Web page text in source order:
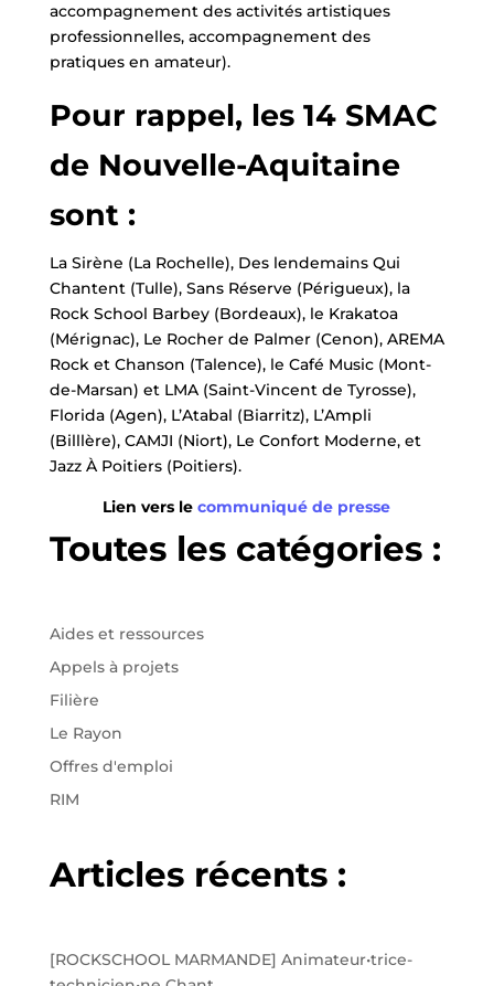
accompagnement des activités artistiques
professionnelles, accompagnement des
pratiques en amateur).
Pour rappel, les 14 SMAC
de Nouvelle-Aquitaine
sont :
La Sirène (La Rochelle), Des lendemains Qui
Chantent (Tulle), Sans Réserve (Périgueux), la
Rock School Barbey (Bordeaux), le Krakatoa
(Mérignac), Le Rocher de Palmer (Cenon), AREMA
Rock et Chanson (Talence), le Café Music (Mont-
de-Marsan) et LMA (Saint-Vincent de Tyrosse),
Florida (Agen), L’Atabal (Biarritz), L’Ampli
(Billlère), CAMJI (Niort), Le Confort Moderne, et
Jazz À Poitiers (Poitiers).
Lien vers lecommuniqué de presse
Toutes les catégories :
Aides et ressources
Appels à projets
Filière
Le Rayon
Offres d'emploi
RIM
Articles récents :
[ROCKSCHOOL MARMANDE] Animateur•trice-